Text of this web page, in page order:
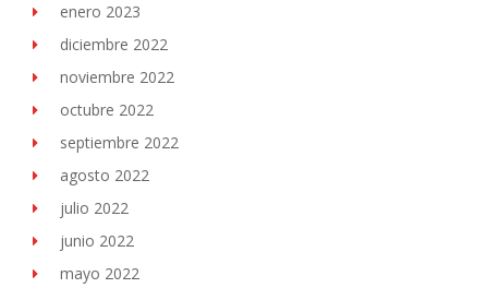
enero 2023
diciembre 2022
noviembre 2022
octubre 2022
septiembre 2022
agosto 2022
julio 2022
junio 2022
mayo 2022